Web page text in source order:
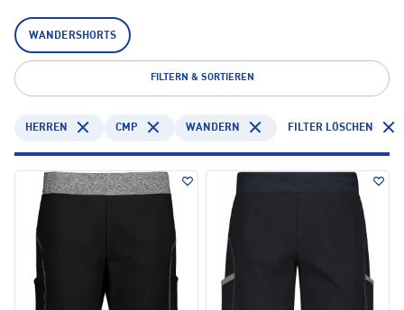
WANDERSHORTS
FILTERN & SORTIEREN
HERREN CMP WANDERN FILTER LÖSCHEN